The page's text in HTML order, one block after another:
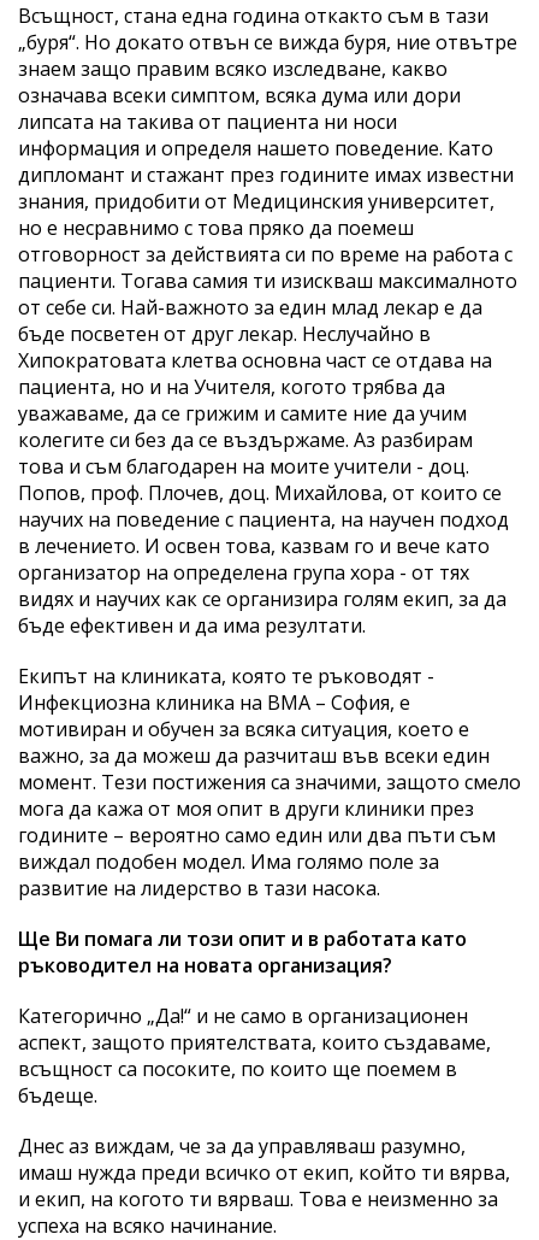
Всъщност, стана една година откакто съм в тази
„буря“. Но докато отвън се вижда буря, ние отвътре
знаем защо правим всяко изследване, какво
означава всеки симптом, всяка дума или дори
липсата на такива от пациента ни носи
информация и определя нашето поведение. Като
дипломант и стажант през годините имах известни
знания, придобити от Медицинския университет,
но е несравнимо с това пряко да поемеш
отговорност за действията си по време на работа с
пациенти. Тогава самия ти изискваш максималното
от себе си. Най-важното за един млад лекар е да
бъде посветен от друг лекар. Неслучайно в
Хипократовата клетва основна част се отдава на
пациента, но и на Учителя, когото трябва да
уважаваме, да се грижим и самите ние да учим
колегите си без да се въздържаме. Аз разбирам
това и съм благодарен на моите учители - доц.
Попов, проф. Плочев, доц. Михайлова, от които се
научих на поведение с пациента, на научен подход
в лечението. И освен това, казвам го и вече като
организатор на определена група хора - от тях
видях и научих как се организира голям екип, за да
бъде ефективен и да има резултати.
Екипът на клиниката, която те ръководят -
Инфекциозна клиника на ВМА – София, е
мотивиран и обучен за всяка ситуация, което е
важно, за да можеш да разчиташ във всеки един
момент. Тези постижения са значими, защото смело
мога да кажа от моя опит в други клиники през
годините – вероятно само един или два пъти съм
виждал подобен модел. Има голямо поле за
развитие на лидерство в тази насока.
Ще Ви помага ли този опит и в работата като
ръководител на новата организация?
Категорично „Да!“ и не само в организационен
аспект, защото приятелствата, които създаваме,
всъщност са посоките, по които ще поемем в
бъдеще.
Днес аз виждам, че за да управляваш разумно,
имаш нужда преди всичко от екип, който ти вярва,
и екип, на когото ти вярваш. Това е неизменно за
успеха на всяко начинание.